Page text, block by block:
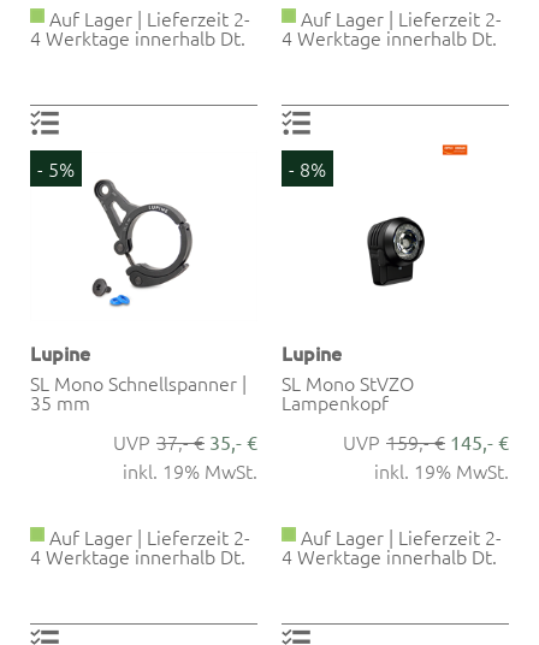
Auf Lager | Lieferzeit 2-
4 Werktage innerhalb Dt.
Auf Lager | Lieferzeit 2-
4 Werktage innerhalb Dt.
- 5%
Lupine
SL Mono Schnellspanner |
35 mm
37,- € 35,- €
inkl. 19% MwSt.
Auf Lager | Lieferzeit 2-
4 Werktage innerhalb Dt.
- 8%
Lupine
SL Mono StVZO
Lampenkopf
159,- € 145,- €
inkl. 19% MwSt.
Auf Lager | Lieferzeit 2-
4 Werktage innerhalb Dt.